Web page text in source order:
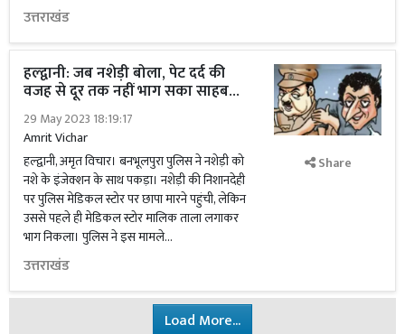
उत्तराखंड
हल्द्वानी: जब नशेड़ी बोला, पेट दर्द की
वजह से दूर तक नहीं भाग सका साहब...
29 May 2023 18:19:17
Amrit Vichar
हल्द्वानी, अमृत विचार। बनभूलपुरा पुलिस ने नशेड़ी को
नशे के इंजेक्शन के साथ पकड़ा। नशेड़ी की निशानदेही
पर पुलिस मेडिकल स्टोर पर छापा मारने पहुंची, लेकिन
उससे पहले ही मेडिकल स्टोर मालिक ताला लगाकर
भाग निकला। पुलिस ने इस मामले...
उत्तराखंड
Share
Load More...